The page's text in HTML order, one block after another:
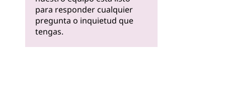
para responder cualquier
pregunta o inquietud que
tengas.